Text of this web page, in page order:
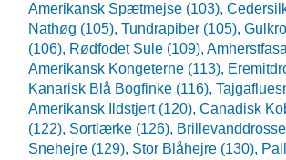
Amerikansk Spætmejse (103),
Nathøg (105), Tundrapiber (105),
(106), Rødfodet Sule (109),
Amerikansk Kongeterne (113),
Kanarisk Blå Bogfinke (116),
Amerikansk Ildstjert (120), Canadisk
(122), Sortlærke (126),
Snehejre (129), Stor Blåhejre (130),